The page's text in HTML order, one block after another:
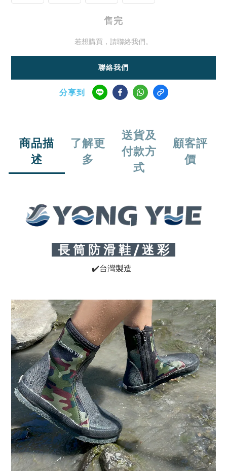
售完
若想購買，請聯絡我們。
聯絡我們
分享到
商品描
述
了解更
多
送貨及
付款方
式
顧客評
價
長 筒 防 滑 鞋 / 迷 彩
✔台灣製造